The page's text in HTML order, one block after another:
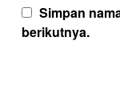
Simpan
berikutnya.